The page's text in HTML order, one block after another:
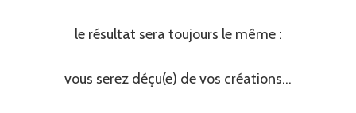
le résultat sera toujours le même :
vous serez déçu(e) de vos créations…